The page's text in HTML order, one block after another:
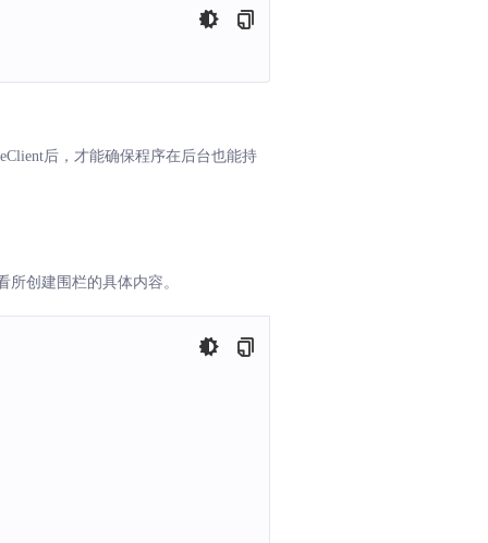
后，才能确保程序在后台也能持
所创建围栏的具体内容。